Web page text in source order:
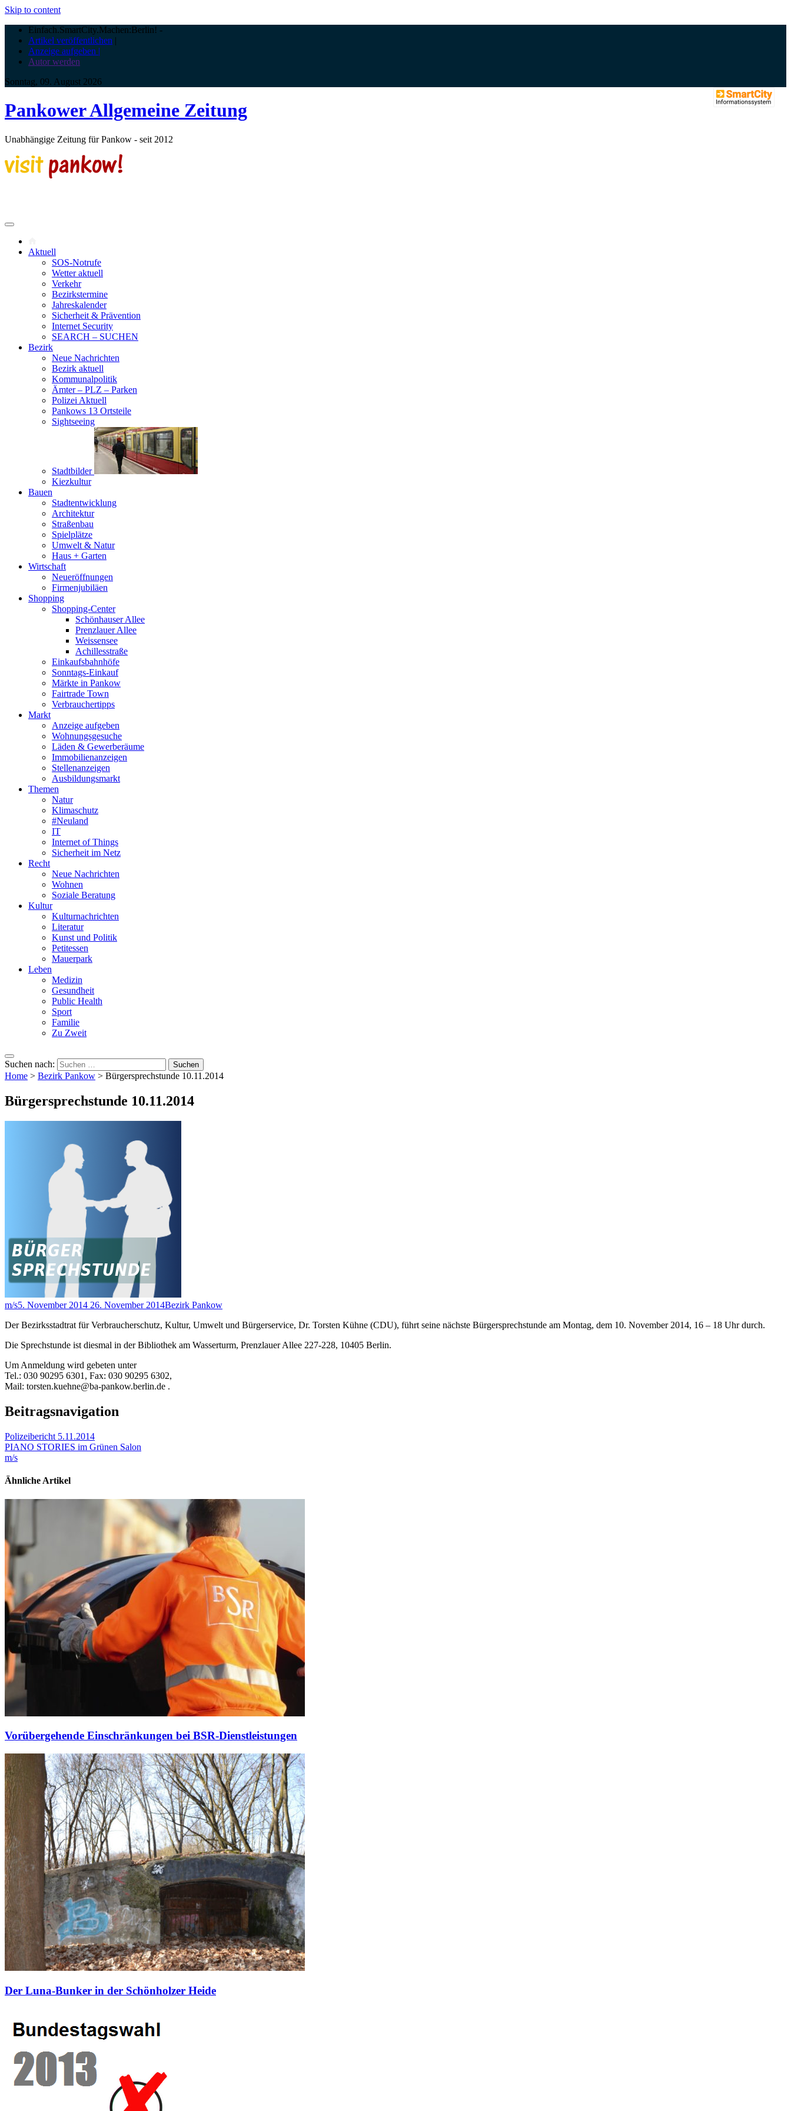
Skip to content
Einfach.SmartCity.Machen:Berlin! -
Artikel veröffentlichen |
Anzeige aufgeben |
Autor werden
Sonntag, 09. August 2026
Pankower Allgemeine Zeitung
Unabhängige Zeitung für Pankow - seit 2012
Aktuell
SOS-Notrufe
Wetter aktuell
Verkehr
Bezirkstermine
Jahreskalender
Sicherheit & Prävention
Internet Security
SEARCH – SUCHEN
Bezirk
Neue Nachrichten
Bezirk aktuell
Kommunalpolitik
Ämter – PLZ – Parken
Polizei Aktuell
Pankows 13 Ortsteile
Sightseeing
Stadtbilder
Kiezkultur
Bauen
Stadtentwicklung
Architektur
Straßenbau
Spielplätze
Umwelt & Natur
Haus + Garten
Wirtschaft
Neueröffnungen
Firmenjubiläen
Shopping
Shopping-Center
Schönhauser Allee
Prenzlauer Allee
Weissensee
Achillesstraße
Einkaufsbahnhöfe
Sonntags-Einkauf
Märkte in Pankow
Fairtrade Town
Verbrauchertipps
Markt
Anzeige aufgeben
Wohnungsgesuche
Läden & Gewerberäume
Immobilienanzeigen
Stellenanzeigen
Ausbildungsmarkt
Themen
Natur
Klimaschutz
#Neuland
IT
Internet of Things
Sicherheit im Netz
Recht
Neue Nachrichten
Wohnen
Soziale Beratung
Kultur
Kulturnachrichten
Literatur
Kunst und Politik
Petitessen
Mauerpark
Leben
Medizin
Gesundheit
Public Health
Sport
Familie
Zu Zweit
Suchen nach:
Home > Bezirk Pankow > Bürgersprechstunde 10.11.2014
Bürgersprechstunde 10.11.2014
m/s5. November 2014 26. November 2014Bezirk Pankow
Der Bezirksstadtrat für Verbraucherschutz, Kultur, Umwelt und Bürgerservice, Dr. Torsten Kühne (CDU), führt seine nächste Bürgersprechstunde am Montag, dem 10. November 2014, 16 – 18 Uhr durch.
Die Sprechstunde ist diesmal in der Bibliothek am Wasserturm, Prenzlauer Allee 227-228, 10405 Berlin.
Um Anmeldung wird gebeten unter
Tel.: 030 90295 6301, Fax: 030 90295 6302,
Mail: torsten.kuehne@ba-pankow.berlin.de .
Beitragsnavigation
Polizeibericht 5.11.2014
PIANO STORIES im Grünen Salon
m/s
Ähnliche Artikel
Vorübergehende Einschränkungen bei BSR-Dienstleistungen
Der Luna-Bunker in der Schönholzer Heide